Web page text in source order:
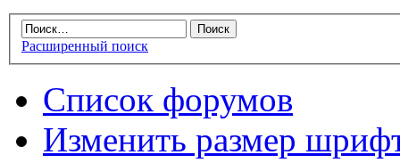
Расширенный поиск
Список форумов
Изменить размер